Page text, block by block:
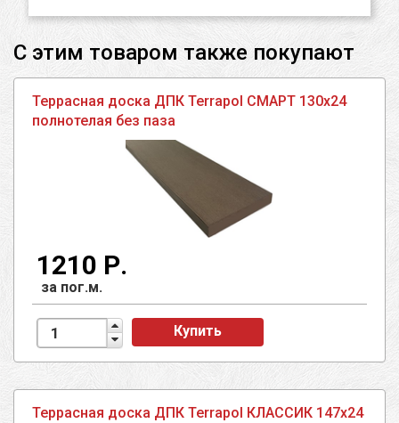
С этим товаром также покупают
Террасная доска ДПК Terrapol СМАРТ 130х24
полнотелая без паза
1210 Р.
за пог.м.
Купить
Террасная доска ДПК Terrapol КЛАССИК 147х24